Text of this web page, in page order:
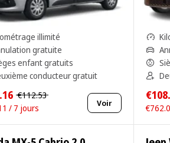
illimité
gratuite
enfant gratuits
conducteur gratuit
€112.53
/ 7 jours
Voir